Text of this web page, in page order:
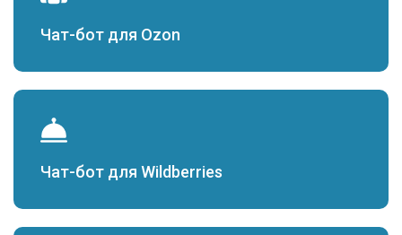
Чат-бот для Ozon
Чат-бот для Wildberries